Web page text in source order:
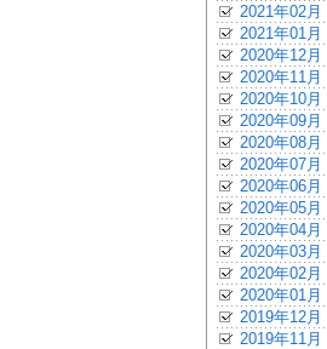
2021年02月
2021年01月
2020年12月
2020年11月
2020年10月
2020年09月
2020年08月
2020年07月
2020年06月
2020年05月
2020年04月
2020年03月
2020年02月
2020年01月
2019年12月
2019年11月